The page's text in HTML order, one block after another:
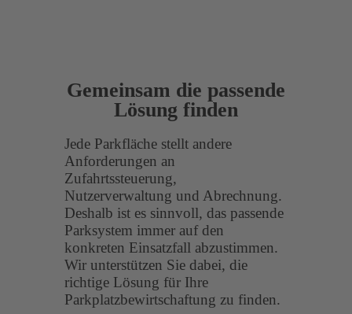
Gemeinsam die passende
Lösung finden
Jede Parkfläche stellt andere
Anforderungen an
Zufahrtssteuerung,
Nutzerverwaltung und Abrechnung.
Deshalb ist es sinnvoll, das passende
Parksystem immer auf den
konkreten Einsatzfall abzustimmen.
Wir unterstützen Sie dabei, die
richtige Lösung für Ihre
Parkplatzbewirtschaftung zu finden.